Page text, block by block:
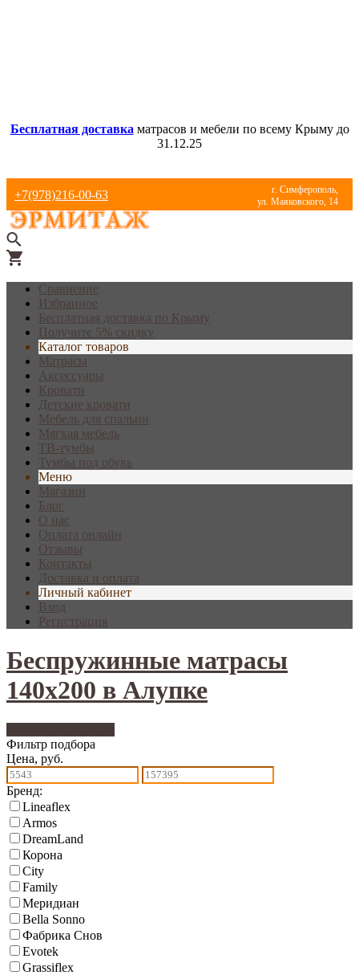
Бесплатная доставка матрасов и мебели по всему Крыму до
31.12.25
+7(978)216-00-63
г. Симферополь,
ул. Маяковского, 14
Сравнение
Избранное
Бесплатная доставка по Крыму
Получите 5% скидку
Каталог товаров
Матрасы
Аксессуары
Кровати
Детские кровати
Мебель для спальни
Мягкая мебель
ТВ-тумбы
Тумбы под обувь
Меню
Магазин
Блог
О нас
Оплата онлайн
Отзывы
Контакты
Доставка и оплата
Личный кабинет
Вход
Регистрация
Беспружинные матрасы
140х200 в Алупке
Фильтр подбора
Цена, руб.
Бренд:
Lineaflex
Armos
DreamLand
Корона
City
Family
Меридиан
Bella Sonno
Фабрика Снов
Еvotek
Grassiflex